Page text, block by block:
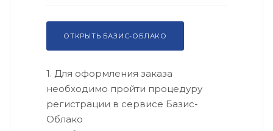
ОТКРЫТЬ БАЗИС-ОБЛАКО
1. Для оформления заказа
необходимо пройти процедуру
регистрации в сервисе Базис-
Облако